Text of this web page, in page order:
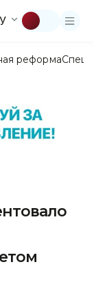
реформа